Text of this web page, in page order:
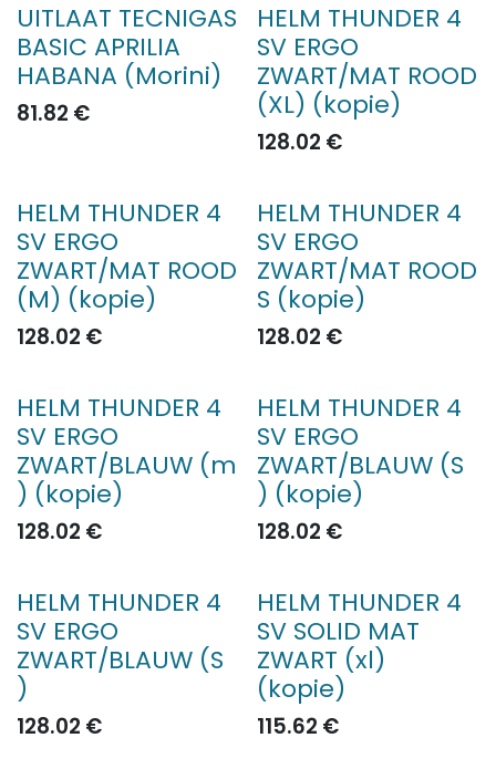
UITLAAT TECNIGAS
BASIC APRILIA
HABANA (Morini)
81.82 €
HELM THUNDER 4
SV ERGO
ZWART/MAT ROOD
(XL) (kopie)
128.02 €
HELM THUNDER 4
SV ERGO
ZWART/MAT ROOD
(M) (kopie)
128.02 €
HELM THUNDER 4
SV ERGO
ZWART/MAT ROOD
S (kopie)
128.02 €
HELM THUNDER 4
SV ERGO
ZWART/BLAUW (m
) (kopie)
128.02 €
HELM THUNDER 4
SV ERGO
ZWART/BLAUW (S
) (kopie)
128.02 €
HELM THUNDER 4
SV ERGO
ZWART/BLAUW (S
)
128.02 €
HELM THUNDER 4
SV SOLID MAT
ZWART (xl)
(kopie)
115.62 €